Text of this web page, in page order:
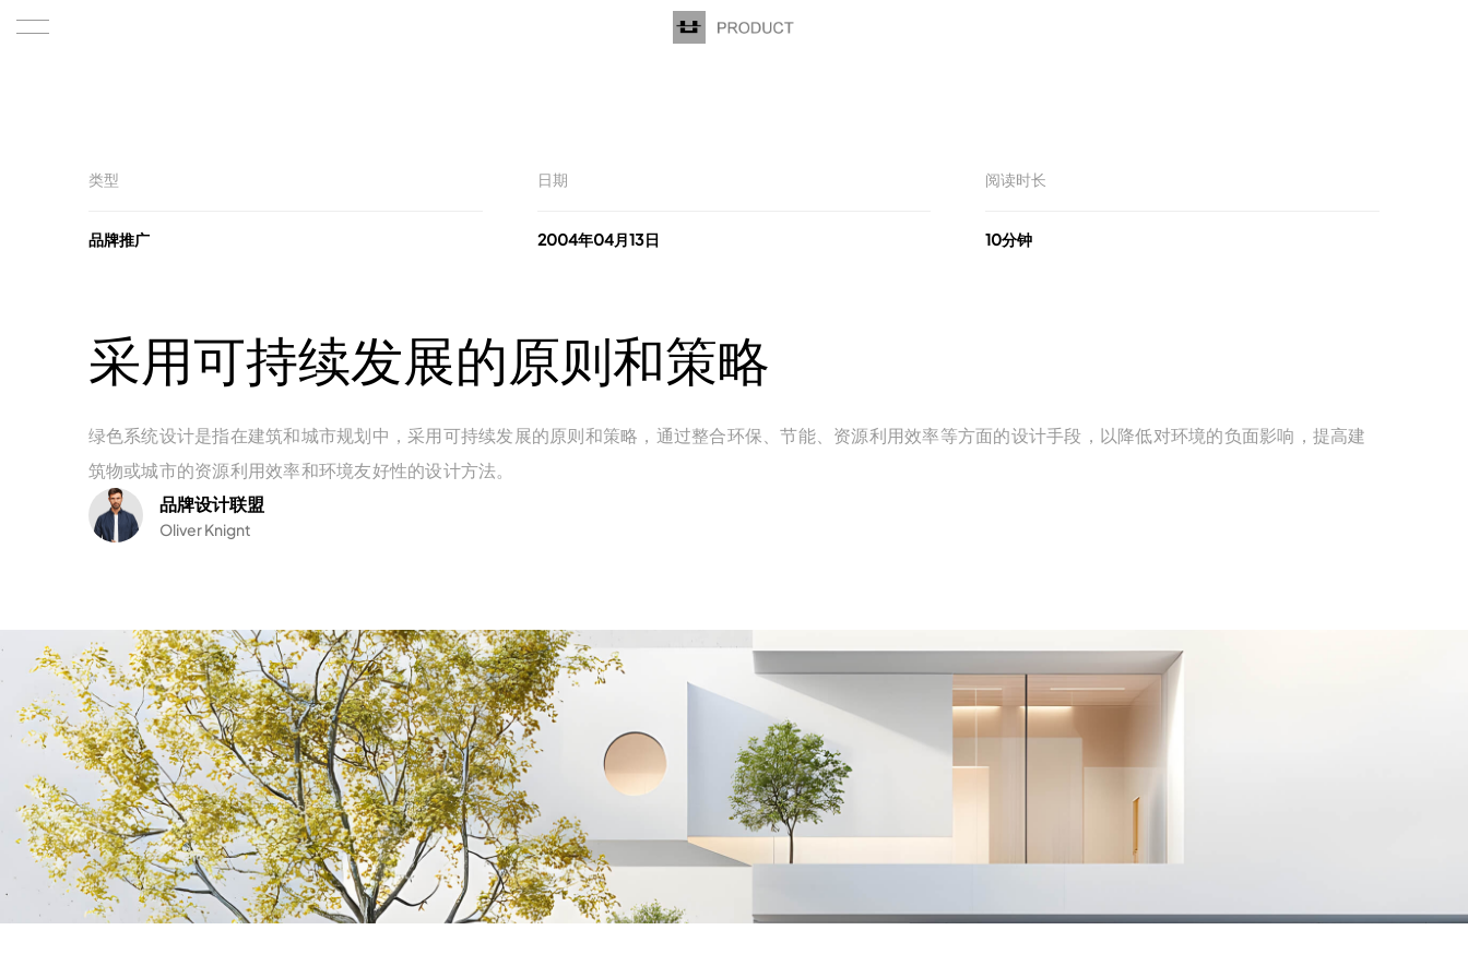
类型
品牌推广
日期
2004年04月13日
阅读时长
10分钟
采用可持续发展的原则和策略
绿色系统设计是指在建筑和城市规划中，采用可持续发展的原则和策略，通过整合环保、节能、资源利用效率等方面的设计手段，以降低对环境的负面影响，提高建
筑物或城市的资源利用效率和环境友好性的设计方法。
品牌设计联盟
Oliver Knignt
About
About us
News
Contact